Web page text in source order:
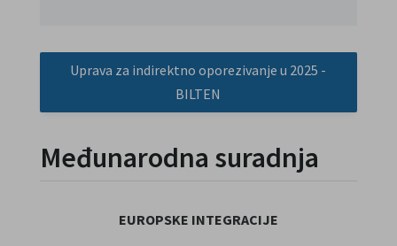
Uprava za indirektno oporezivanje u 2025 -
BILTEN
Međunarodna suradnja
EUROPSKE INTEGRACIJE